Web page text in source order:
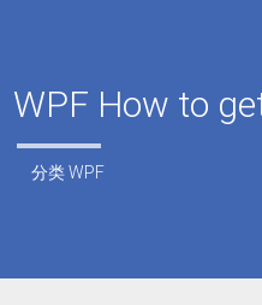
WPF How to
分类WPF